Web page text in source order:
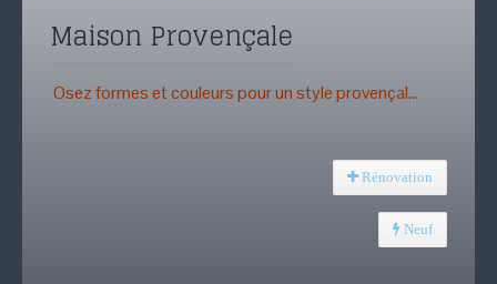
Maison Provençale
Osez formes et couleurs pour un style provençal...
Rénovation
Neuf